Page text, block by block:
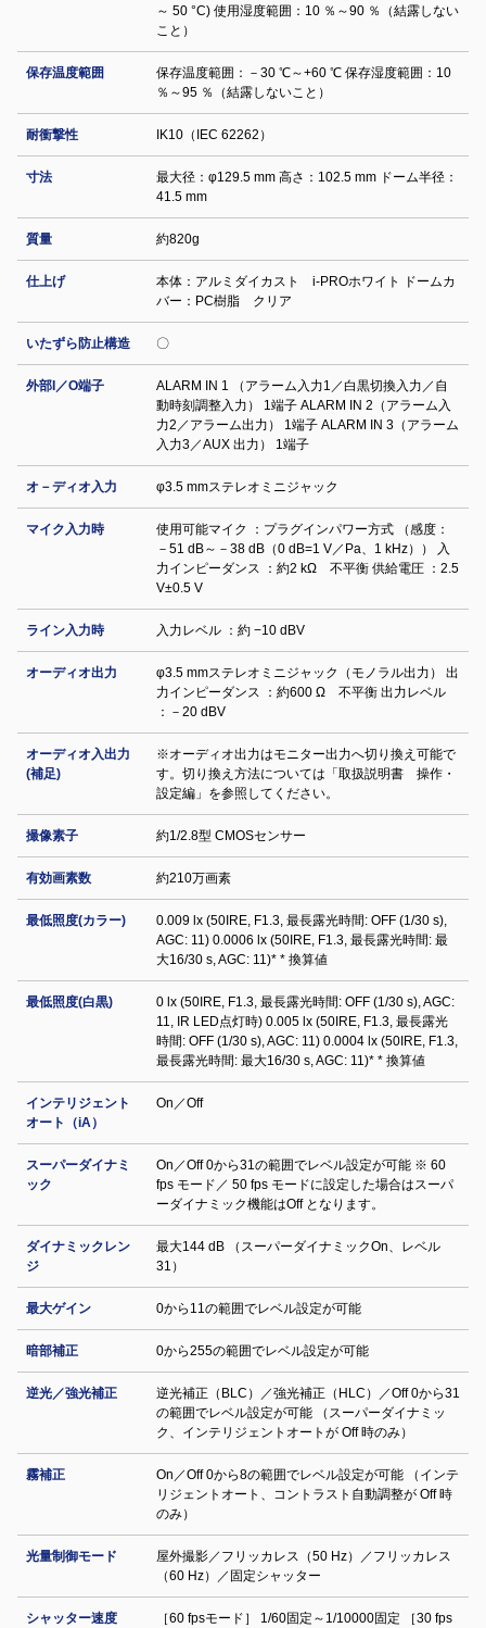
～ 50 °C) 使用湿度範囲：10 ％～90 ％（結露しない
こと）
保存温度範囲
保存温度範囲：－30 ℃～+60 ℃ 保存湿度範囲：10
％～95 ％（結露しないこと）
耐衝撃性 IK10（IEC 62262）
寸法
最大径：φ129.5 mm 高さ：102.5 mm ドーム半径：
41.5 mm
質量 約820g
仕上げ
本体：アルミダイカスト i-PROホワイト ドームカ
バー：PC樹脂 クリア
いたずら防止構造 〇
外部I／O端子
ALARM IN 1 （アラーム入力1／白黒切換入力／自
動時刻調整入力） 1端子 ALARM IN 2（アラーム入
力2／アラーム出力） 1端子 ALARM IN 3（アラーム
入力3／AUX 出力） 1端子
オ－ディオ入力 φ3.5 mmステレオミニジャック
マイク入力時
使用可能マイク ：プラグインパワー方式 （感度：
－51 dB～－38 dB（0 dB=1 V／Pa、1 kHz）） 入
力インピーダンス ：約2 kΩ 不平衡 供給電圧 ：2.5
V±0.5 V
ライン入力時 入力レベル ：約 −10 dBV
オーディオ出力
φ3.5 mmステレオミニジャック（モノラル出力） 出
力インピーダンス ：約600 Ω 不平衡 出力レベル
：－20 dBV
オーディオ入出力
(補足)
※オーディオ出力はモニター出力へ切り換え可能で
す。切り換え方法については「取扱説明書 操作・
設定編」を参照してください。
撮像素子 約1/2.8型 CMOSセンサー
有効画素数 約210万画素
最低照度(カラー)
0.009 lx (50IRE, F1.3, 最長露光時間: OFF (1/30 s),
AGC: 11) 0.0006 lx (50IRE, F1.3, 最長露光時間: 最
大16/30 s, AGC: 11)* * 換算値
最低照度(白黒)
0 lx (50IRE, F1.3, 最長露光時間: OFF (1/30 s), AGC:
11, IR LED点灯時) 0.005 lx (50IRE, F1.3, 最長露光
時間: OFF (1/30 s), AGC: 11) 0.0004 lx (50IRE, F1.3,
最長露光時間: 最大16/30 s, AGC: 11)* * 換算値
インテリジェント
オート（iA）
On／Off
スーパーダイナミ
ック
On／Off 0から31の範囲でレベル設定が可能 ※ 60
fps モード／ 50 fps モードに設定した場合はスーパ
ーダイナミック機能はOff となります。
ダイナミックレン
ジ
最大144 dB （スーパーダイナミックOn、レベル
31）
最大ゲイン 0から11の範囲でレベル設定が可能
暗部補正 0から255の範囲でレベル設定が可能
逆光／強光補正
逆光補正（BLC）／強光補正（HLC）／Off 0から31
の範囲でレベル設定が可能 （スーパーダイナミッ
ク、インテリジェントオートが Off 時のみ）
霧補正
On／Off 0から8の範囲でレベル設定が可能 （インテ
リジェントオート、コントラスト自動調整が Off 時
のみ）
光量制御モード
屋外撮影／フリッカレス（50 Hz）／フリッカレス
（60 Hz）／固定シャッター
シャッター速度 ［60 fpsモード］ 1/60固定～1/10000固定 ［30 fps